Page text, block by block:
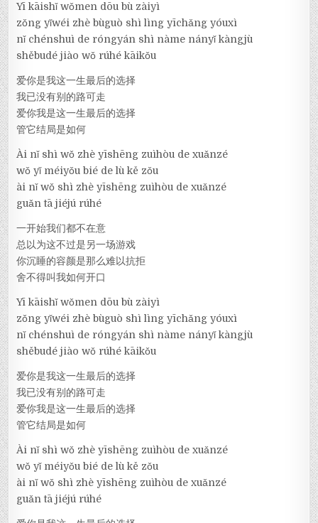
Yī kāishǐ wǒmen dōu bù zàiyì
zǒng yǐwéi zhè bùguò shì lìng yīchǎng yóuxì
nǐ chénshuì de róngyán shì nàme nányǐ kàngjù
shěbudé jiào wǒ rúhé kāikǒu
爱你是我这一生最后的选择
我已没有别的路可走
爱你我是这一生最后的选择
管它结局是如何
Ài nǐ shì wǒ zhè yīshēng zuìhòu de xuǎnzé
wǒ yǐ méiyǒu bié de lù kě zǒu
ài nǐ wǒ shì zhè yīshēng zuìhòu de xuǎnzé
guǎn tā jiéjú rúhé
一开始我们都不在意
总以为这不过是另一场游戏
你沉睡的容颜是那么难以抗拒
舍不得叫我如何开口
Yī kāishǐ wǒmen dōu bù zàiyì
zǒng yǐwéi zhè bùguò shì lìng yīchǎng yóuxì
nǐ chénshuì de róngyán shì nàme nányǐ kàngjù
shěbudé jiào wǒ rúhé kāikǒu
爱你是我这一生最后的选择
我已没有别的路可走
爱你我是这一生最后的选择
管它结局是如何
Ài nǐ shì wǒ zhè yīshēng zuìhòu de xuǎnzé
wǒ yǐ méiyǒu bié de lù kě zǒu
ài nǐ wǒ shì zhè yīshēng zuìhòu de xuǎnzé
guǎn tā jiéjú rúhé